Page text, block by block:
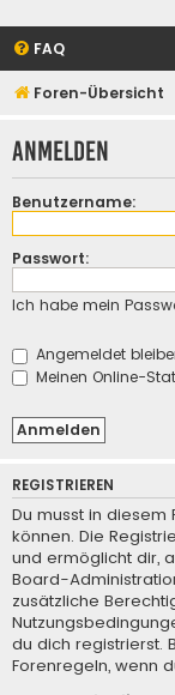
FAQ
Foren-Übersicht
Anmelden
Benutzername:
Passwort:
Ich habe mein
Angemeldet
Meinen Online-
REGISTRIEREN
Du musst in diesem
können. Die
und ermöglicht dir,
Board-
zusätzliche
du dich registrierst.
Forenregeln, wenn